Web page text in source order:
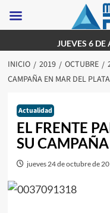
al
contenido
JUEVES 6
INICIO 2019 OCTUBRE
CAMPAÑA EN MAR DEL PLATA
Actualidad
EL FRENTE
SU
jueves 24 de octubre de